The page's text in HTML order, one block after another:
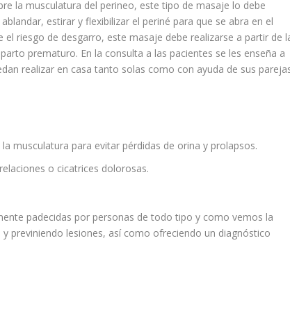
la musculatura del perineo, este tipo de masaje lo debe
estirar y flexibilizar el periné para que se abra en el
riesgo de desgarro, este masaje debe realizarse a partir de
prematuro. En la consulta a las pacientes se les enseña a
realizar en casa tanto solas como con ayuda de sus
musculatura para evitar pérdidas de orina y prolapsos.
o cicatrices dolorosas.
padecidas por personas de todo tipo y como vemos la
previniendo lesiones, así como ofreciendo un diagnóstico